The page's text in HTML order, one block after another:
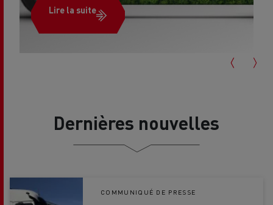
Lire la suite
Dernières nouvelles
COMMUNIQUÉ DE PRESSE